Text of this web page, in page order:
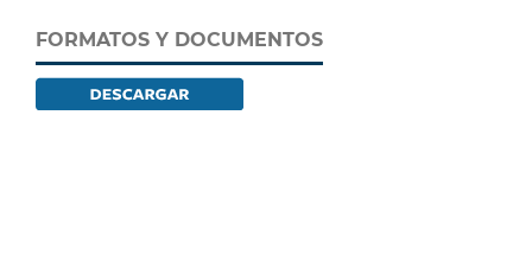
FORMATOS Y DOCUMENTOS